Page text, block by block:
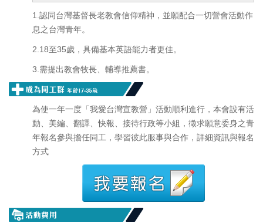
1.認同台灣基督長老教會信仰精神，並願配合一切營會活動作
息之台灣青年。
2.18至35歲，具備基本英語能力者更佳。
3.需提出教會牧長、輔導推薦書。
為使一年一度「我愛台灣宣教營」活動順利進行，本會設有活
動、美編、翻譯、快報、接待行政等小組，徵求願意委身之青
年報名參與擔任同工，學習彼此服事與合作， 詳細資訊與報名
方式